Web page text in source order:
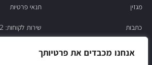
אנחנו מכבדים את פרטיותך
מגזין
כתבות
תנאי פרטיות
שירות לקוחות: 03-6837822